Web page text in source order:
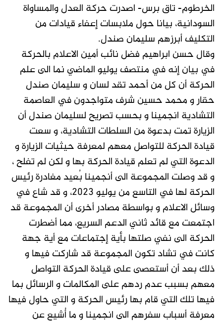
الخرطوم- تاق برس- اصدرت حركة العدل والمساواة
السودانية، بيانا حول ملابسات إعفاء قيادات من
التكليف أبرزهم سليمان صندل.
وقال حسن ابراهيم فضل نائب أمين الاعلام بالحركة
في بيان إنه في منتصف يوليو الماضي نما الى علم
الحركة أن كل من أحمد تقد لسان و سليمان صندل
حقار و محمد حسين شرف متواجدون في العاصمة
التشادية انجمينا و بحسب تصريح لسليمان صندل أن
الزيارة تمت بدعوة من السلطات التشادية، و سعت
قيادة الحركة للتواصل معهم لمعرفة حيثيات الزيارة و
الدعوة التي لم تعلم قيادة الحركة بها و لكن لم تفلح ،
و قد وصلت المجموعة الى أنجمينا بُعيد مغادرة رئيس
الحركة لها في التاسع من يوليو ٢٠٢٣، و قد شاع في
وسائل الاعلام و بواسطة مصادر أخرى أن المجموعة قد
اجتمعت مع قائد ثاني الدعم السريع، مما أضطرت
الحركة الى نفي صلتها بأية إجتماعات مع أية جهة
كانت في تشاد تكون المجموعة قد شاركت فيها و
ذلك بعد أن أستعصى على قيادة الحركة التواصل
معهم بسبب عدم ردهم على المكالمات و الرسائل بما
فيها تلك التي قام بها رئيس الحركة و التي حاول فيها
معرفة أسباب سفرهم الى انجمينا و ما أُشيع عن